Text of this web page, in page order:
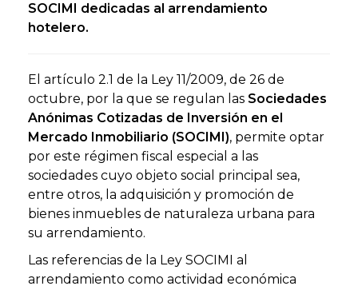
SOCIMI dedicadas al arrendamiento
hotelero.
El artículo 2.1 de la Ley 11/2009, de 26 de
octubre, por la que se regulan las Sociedades
Anónimas Cotizadas de Inversión en el
Mercado Inmobiliario (SOCIMI), permite optar
por este régimen fiscal especial a las
sociedades cuyo objeto social principal sea,
entre otros, la adquisición y promoción de
bienes inmuebles de naturaleza urbana para
su arrendamiento.
Las referencias de la Ley SOCIMI al
arrendamiento como actividad económica